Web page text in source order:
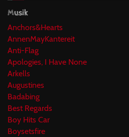
Musik
Anchors&Hearts
AnnenMayKantereit
Anti-Flag
Apologies, I Have None
Arkells
Augustines
Badabing
Best Regards
Boy Hits Car
Boysetsfire